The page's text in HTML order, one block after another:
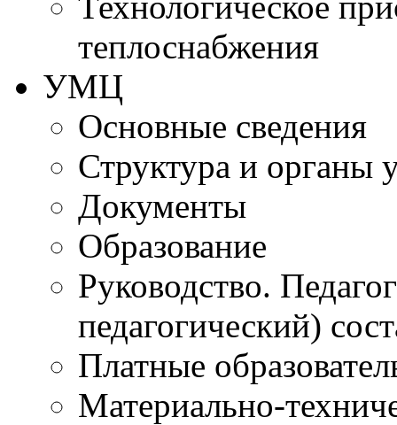
теплоснабжения
УМЦ
Основные сведения
Структура и органы
Документы
Образование
Руководство.
педагогический)
Платные
Материально-